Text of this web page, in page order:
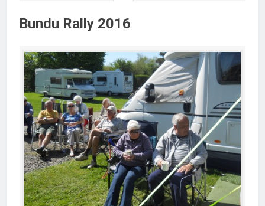
Bundu Rally 2016